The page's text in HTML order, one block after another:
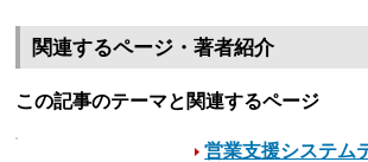
関連するページ・著者紹介
この記事のテーマと関連するページ
営業支援システム